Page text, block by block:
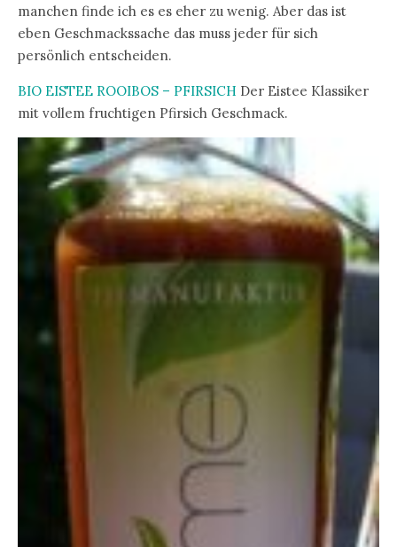
manchen finde ich es es eher zu wenig. Aber das ist
eben Geschmackssache das muss jeder für sich
persönlich entscheiden.
BIO EISTEE ROOIBOS – PFIRSICH Der Eistee Klassiker
mit vollem fruchtigen Pfirsich Geschmack.